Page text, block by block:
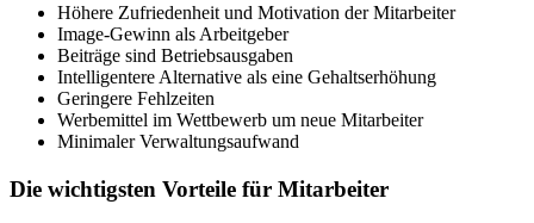
Höhere Zufriedenheit und Motivation der Mitarbeiter
Image-Gewinn als Arbeitgeber
Beiträge sind Betriebsausgaben
Intelligentere Alternative als eine Gehaltserhöhung
Geringere Fehlzeiten
Werbemittel im Wettbewerb um neue Mitarbeiter
Minimaler Verwaltungsaufwand
Die wichtigsten Vorteile für Mitarbeiter